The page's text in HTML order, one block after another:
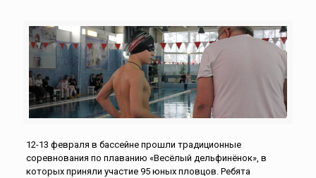
12-13 февраля в бассейне прошли традиционные
соревнования по плаванию «Весёлый дельфинёнок», в
которых приняли участие 95 юных пловцов. Ребята